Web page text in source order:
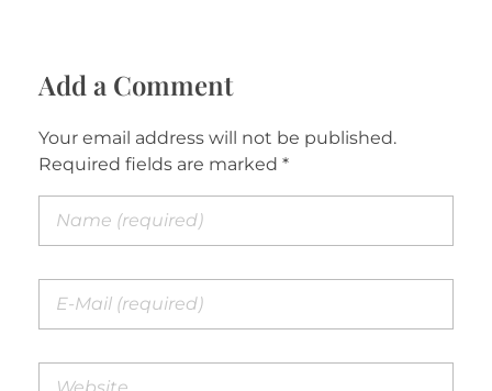
Add a Comment
Your email address will not be published.
Required fields are marked *